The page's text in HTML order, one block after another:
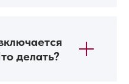
делать?